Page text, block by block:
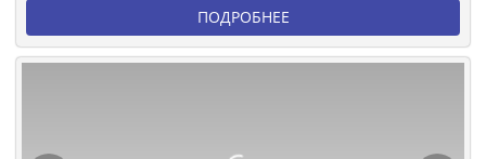
ПОДРОБНЕЕ